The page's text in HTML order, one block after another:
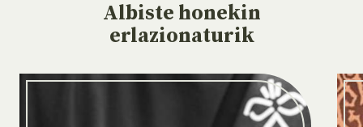
Albiste honekin
erlazionaturik